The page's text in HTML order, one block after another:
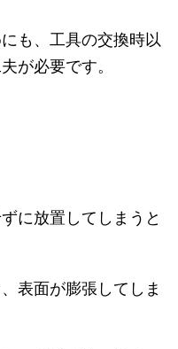
も、工具の交換時以
が必要です。
に放置してしまうと
表面が膨張してしま